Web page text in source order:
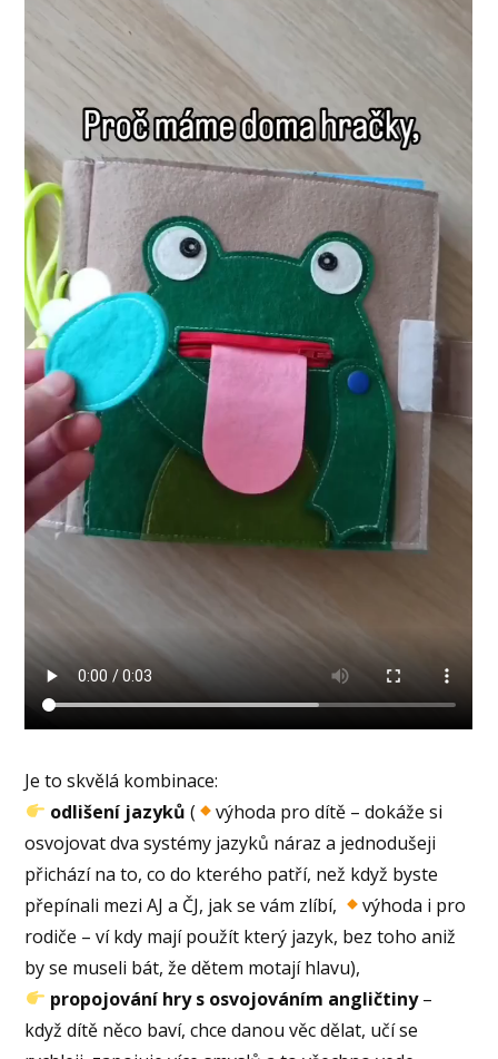
Je to skvělá kombinace:
odlišení jazyků (
výhoda pro dítě – dokáže si
osvojovat dva systémy jazyků náraz a jednodušeji
přichází na to, co do kterého patří, než když byste
přepínali mezi AJ a ČJ, jak se vám zlíbí,
výhoda i pro
rodiče – ví kdy mají použít který jazyk, bez toho aniž
by se museli bát, že dětem motají hlavu),
propojování hry s osvojováním angličtiny–
když dítě něco baví, chce danou věc dělat, učí se